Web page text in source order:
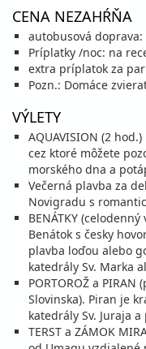
29.08. - 05.09.26
polpenzia
vlastná
30.08. - 04.09.26
polpenzia
vlastná
september 2026
04.09. - 09.09.26
polpenzia vlastná
CENA NEZAHŔŇA
autobusová doprava:
Príplatky /noc: na
extra príplatok za
Pozn.: Domáce
VÝLETY
AQUAVISION (2
cez ktoré môžete
morského dna a
Večerná plavba za
Novigradu s
BENÁTKY
Benátok s česky
plavba loďou alebo
katedrály Sv. Marka
PORTOROŽ a
Slovinska). Piran je
katedrály Sv. Juraja
TERST a ZÁMOK